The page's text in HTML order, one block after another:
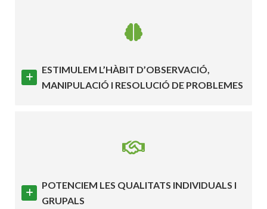
ESTIMULEM L’HÀBIT D’OBSERVACIÓ,
MANIPULACIÓ I RESOLUCIÓ DE PROBLEMES
POTENCIEM LES QUALITATS INDIVIDUALS I
GRUPALS